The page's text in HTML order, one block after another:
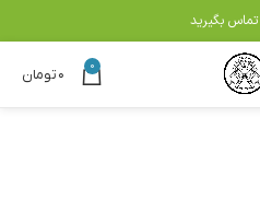
تماس بگیرید
0 ۰تومان